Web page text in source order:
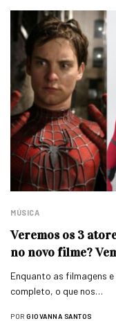
MÚSICA
Veremos os 3
no novo filme?
Enquanto as filmagens
completo, o que nos…
POR GIOVANNA SANTOS